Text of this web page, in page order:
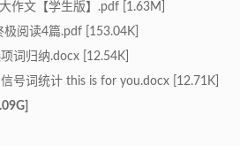
作文【学生版】.pdf [1.63M]
阅读4篇.pdf [153.04K]
词归纳.docx [12.54K]
号词统计 this is for you.docx [12.71K]